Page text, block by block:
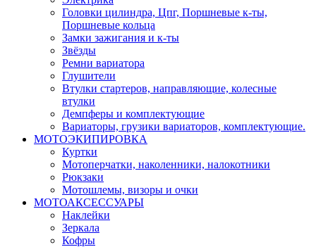
Головки цилиндра, Цпг, Поршневые к-ты,
Поршневые кольца
Замки зажигания и к-ты
Звёзды
Ремни вариатора
Глушители
Втулки стартеров, направляющие, колесные
втулки
Демпферы и комплектующие
Вариаторы, грузики вариаторов, комплектующие.
МОТОЭКИПИРОВКА
Куртки
Мотоперчатки, наколенники, налокотники
Рюкзаки
Мотошлемы, визоры и очки
МОТОАКСЕССУАРЫ
Наклейки
Зеркала
Кофры